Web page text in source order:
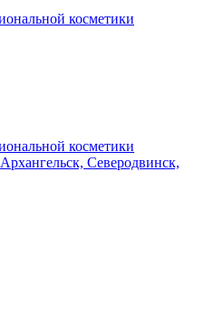
Архангельск, Северодвинск,